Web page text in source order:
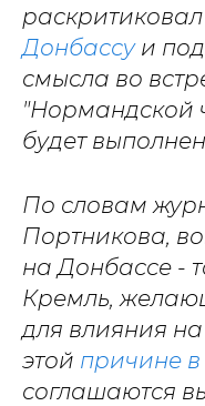
раскритиковал
Донбассуи
смысла во
"Нормандской
будет
По словам
Портникова,
на Донбассе -
Кремль,
для влияния
этой причине
соглашаются